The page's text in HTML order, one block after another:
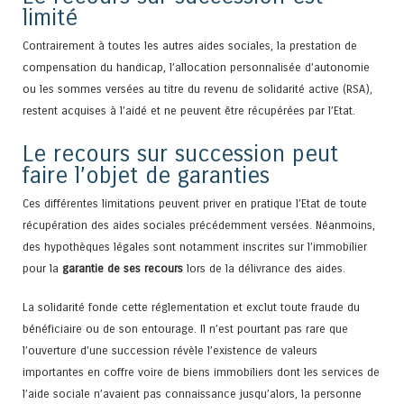
limité
Contrairement à toutes les autres aides sociales, la prestation de
compensation du handicap, l’allocation personnalisée d’autonomie
ou les sommes versées au titre du revenu de solidarité active (RSA),
restent acquises à l’aidé et ne peuvent être récupérées par l’Etat.
Le recours sur succession peut
faire l’objet de garanties
Ces différentes limitations peuvent priver en pratique l’Etat de toute
récupération des aides sociales précédemment versées. Néanmoins,
des hypothèques légales sont notamment inscrites sur l’immobilier
pour la garantie de ses recours lors de la délivrance des aides.
La solidarité fonde cette réglementation et exclut toute fraude du
bénéficiaire ou de son entourage. Il n’est pourtant pas rare que
l’ouverture d’une succession révèle l’existence de valeurs
importantes en coffre voire de biens immobiliers dont les services de
l’aide sociale n’avaient pas connaissance jusqu’alors, la personne